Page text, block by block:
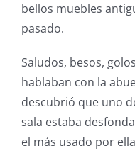
bellos muebles
pasado.
Saludos, besos,
hablaban con la
descubrió que uno
sala estaba
el más usado por